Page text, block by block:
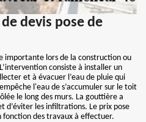
devis pose de
importante lors de la construction ou
consiste à installer un
et à évacuer l’eau de pluie qui
l'eau de s’accumuler sur le toit
le long des murs. La gouttière a
d’éviter les infiltrations. Le prix pose
des travaux à effectuer.